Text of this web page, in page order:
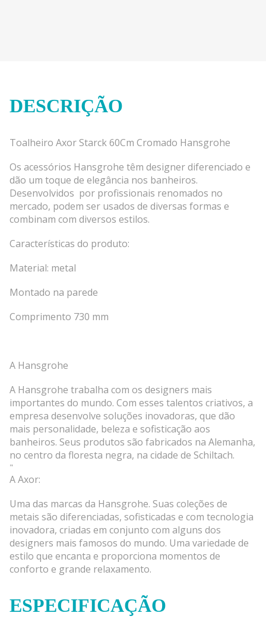
DESCRIÇÃO
Toalheiro Axor Starck 60Cm Cromado Hansgrohe
Os acessórios Hansgrohe têm designer diferenciado e
dão um toque de elegância nos banheiros.
Desenvolvidos por profissionais renomados no
mercado, podem ser usados de diversas formas e
combinam com diversos estilos.
Características do produto:
Material: metal
Montado na parede
Comprimento 730 mm
A Hansgrohe
A Hansgrohe trabalha com os designers mais
importantes do mundo. Com esses talentos criativos, a
empresa desenvolve soluções inovadoras, que dão
mais personalidade, beleza e sofisticação aos
banheiros. Seus produtos são fabricados na Alemanha,
no centro da floresta negra, na cidade de Schiltach.
"
A Axor:
Uma das marcas da Hansgrohe. Suas coleções de
metais são diferenciadas, sofisticadas e com tecnologia
inovadora, criadas em conjunto com alguns dos
designers mais famosos do mundo. Uma variedade de
estilo que encanta e proporciona momentos de
conforto e grande relaxamento.
ESPECIFICAÇÃO